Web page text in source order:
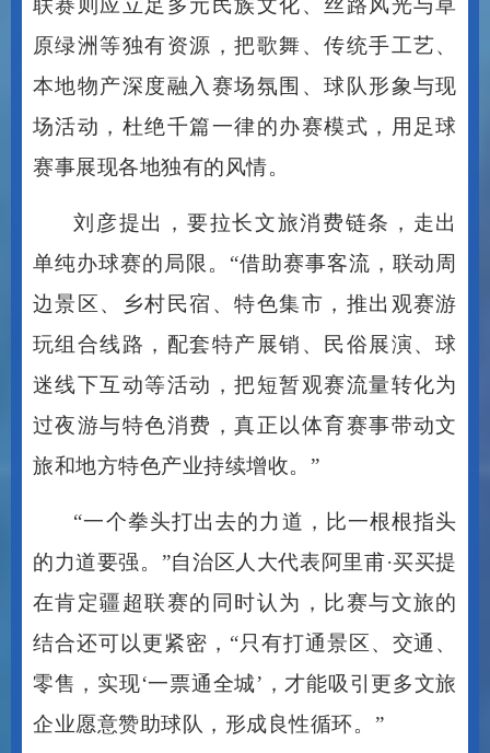
原绿洲等独有资源，把歌舞、传统手工艺、
本地物产深度融入赛场氛围、球队形象与现
场活动，杜绝千篇一律的办赛模式，用足球
赛事展现各地独有的风情。
单纯办球赛的局限。“借助赛事客流，联动周
边景区、乡村民宿、特色集市，推出观赛游
玩组合线路，配套特产展销、民俗展演、球
迷线下互动等活动，把短暂观赛流量转化为
过夜游与特色消费，真正以体育赛事带动文
旅和地方特色产业持续增收。”
的力道要强。”自治区人大代表阿里甫·买买提
在肯定疆超联赛的同时认为，比赛与文旅的
结合还可以更紧密，“只有打通景区、交通、
零售，实现‘一票通全城’，才能吸引更多文旅
企业愿意赞助球队，形成良性循环。”